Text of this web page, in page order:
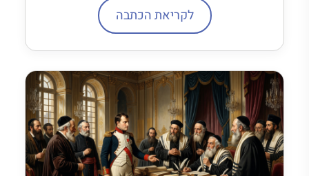
לקריאת הכתבה